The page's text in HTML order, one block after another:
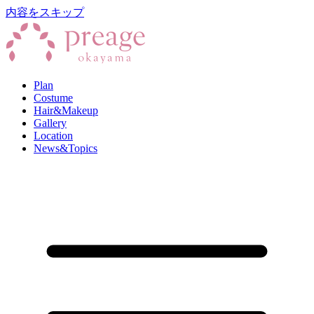
内容をスキップ
Plan
Costume
Hair&Makeup
Gallery
Location
News&Topics